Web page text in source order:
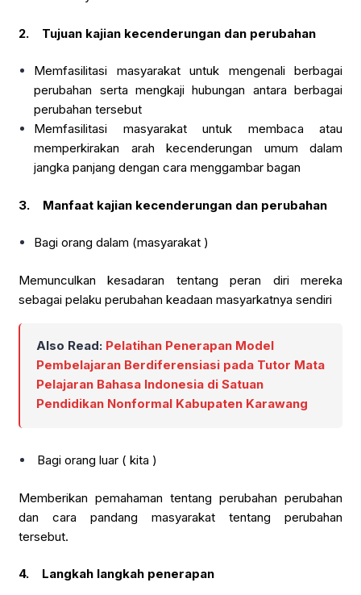
2. Tujuan kajian kecenderungan dan perubahan
Memfasilitasi masyarakat untuk mengenali berbagai
perubahan serta mengkaji hubungan antara berbagai
perubahan tersebut
Memfasilitasi masyarakat untuk membaca atau
memperkirakan arah kecenderungan umum dalam
jangka panjang dengan cara menggambar bagan
3. Manfaat kajian kecenderungan dan perubahan
Bagi orang dalam (masyarakat )
Memunculkan kesadaran tentang peran diri mereka
sebagai pelaku perubahan keadaan masyarkatnya sendiri
Also Read: Pelatihan Penerapan Model
Pembelajaran Berdiferensiasi pada Tutor Mata
Pelajaran Bahasa Indonesia di Satuan
Pendidikan Nonformal Kabupaten Karawang
Bagi orang luar ( kita )
Memberikan pemahaman tentang perubahan perubahan
dan cara pandang masyarakat tentang perubahan
tersebut.
4. Langkah langkah penerapan